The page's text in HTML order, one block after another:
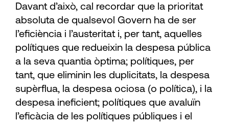
Davant d’això, cal recordar que la prioritat
absoluta de qualsevol Govern ha de ser
l’efi­ciència i l’austeritat i, per tant, aquelles
polí­tiques que redueixin la despesa pública
a la ­seva quantia òptima; polítiques, per
tant, que eliminin les duplicitats, la despesa
supèrflua, la despesa ociosa (o política), i la
despesa ine­ficient; polítiques que avaluïn
l’eficàcia de les ­polítiques públiques i el